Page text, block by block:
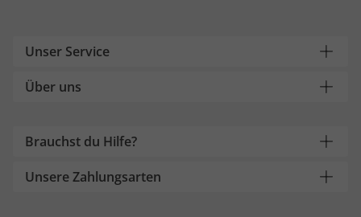
Unser Service
Über uns
Brauchst du Hilfe?
Unsere Zahlungsarten